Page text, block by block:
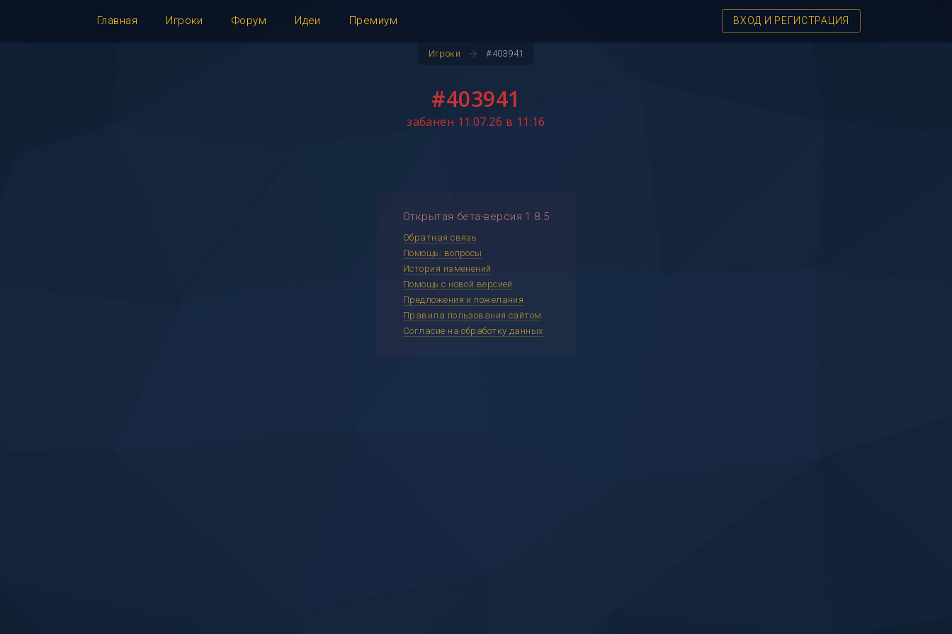
Главная Игроки Форум Идеи Премиум ВХОД И РЕГИСТРАЦИЯ
Игроки arrow_forward #403941
#403941
забанен 11.07.26 в 11:16
Открытая бета-версия 1.8.5
Обратная связь
Помощь: вопросы
История изменений
Помощь с новой версией
Предложения и пожелания
Правила пользования сайтом
Согласие на обработку данных